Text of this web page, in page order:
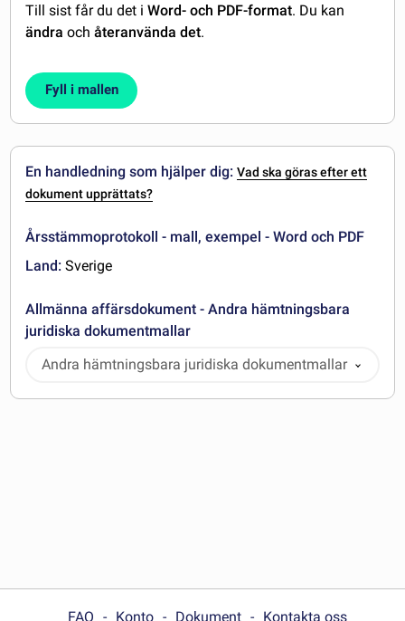
Till sist får du det iWord- och PDF-format. Du kan
ändra ochåteranvända det.
Fyll i mallen
En handledning som hjälper dig:Vad ska göras efter ett
dokument upprättats?
Årsstämmoprotokoll - mall, exempel - Word och PDF
Land: Sverige
Allmänna affärsdokument - Andra hämtningsbara
juridiska dokumentmallar
Andra hämtningsbara juridiska dokumentmallar
FAQ Konto Dokument Kontakta oss